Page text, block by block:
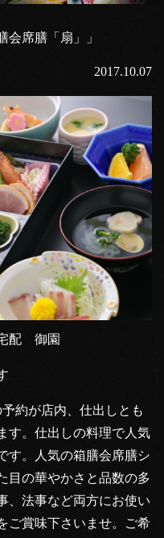
会席膳「扇」」
2017.10.07
配 御園
約が店内、仕出しとも
す。仕出しの料理で人気
す。人気の箱膳会席膳シ
目の華やかさと品数の多
、法事など両方にお使い
ご賞味下さいませ。ご希